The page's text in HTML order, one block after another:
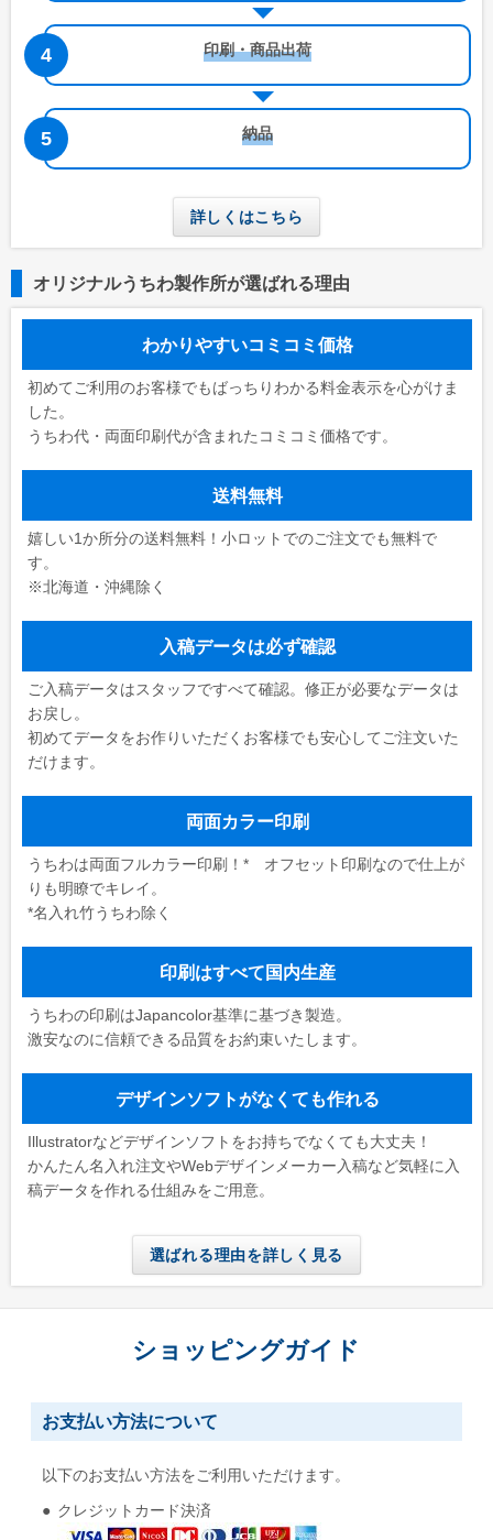
印刷・商品出荷
納品
詳しくはこちら
オリジナルうちわ製作所が選ばれる理由
わかりやすいコミコミ価格
初めてご利用のお客様でもばっちりわかる料金表示を心がけま
した。
うちわ代・両面印刷代が含まれたコミコミ価格です。
送料無料
嬉しい1か所分の送料無料！小ロットでのご注文でも無料で
す。
※北海道・沖縄除く
入稿データは必ず確認
ご入稿データはスタッフですべて確認。修正が必要なデータは
お戻し。
初めてデータをお作りいただくお客様でも安心してご注文いた
だけます。
両面カラー印刷
うちわは両面フルカラー印刷！* オフセット印刷なので仕上が
りも明瞭でキレイ。
*名入れ竹うちわ除く
印刷はすべて国内生産
うちわの印刷はJapancolor基準に基づき製造。
激安なのに信頼できる品質をお約束いたします。
デザインソフトがなくても作れる
Illustratorなどデザインソフトをお持ちでなくても大丈夫！
かんたん名入れ注文やWebデザインメーカー入稿など気軽に入
稿データを作れる仕組みをご用意。
選ばれる理由を詳しく見る
ショッピングガイド
お支払い方法について
以下のお支払い方法をご利用いただけます。
クレジットカード決済